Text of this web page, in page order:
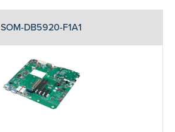
SOM-DB5920-F1A1